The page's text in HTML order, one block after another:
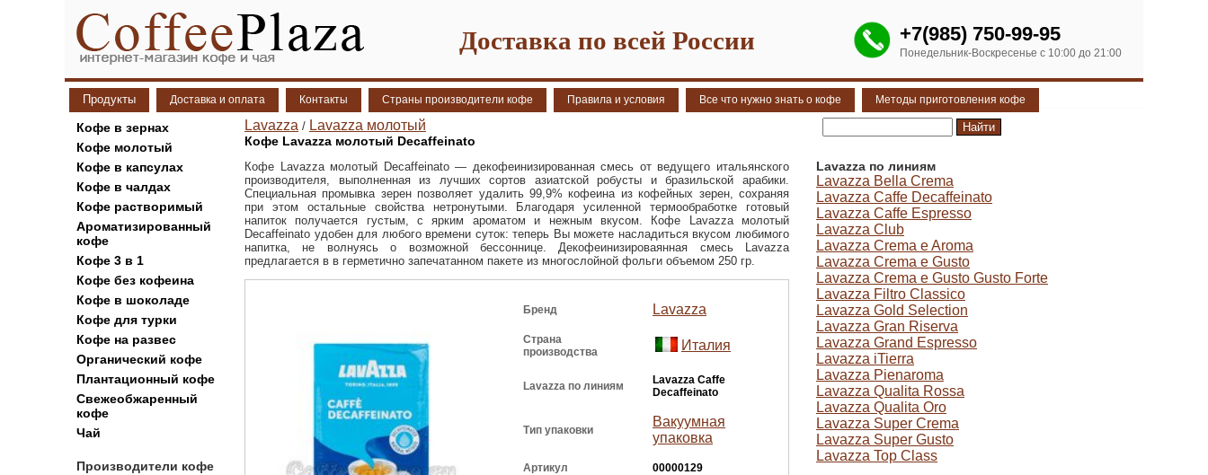
Доставка по всей России +7(985) 750-99-95
Понедельник-Воскресенье с 10:00 до 21:00
Продукты Доставка и оплата Контакты Страны производители кофе Правила и условия Все что нужно знать о кофе Методы приготовления кофе
Кофе в зернах
Кофе молотый
Кофе в капсулах
Кофе в чалдах
Кофе растворимый
Ароматизированный
кофе
Кофе 3 в 1
Кофе без кофеина
Кофе в шоколаде
Кофе для турки
Кофе на развес
Органический кофе
Плантационный кофе
Свежеобжаренный
кофе
Чай
Производители кофе
Lavazza / Lavazza молотый
Кофе Lavazza молотый Decaffeinato
Кофе Lavazza молотый Decaffeinato — декофеинизированная смесь от ведущего итальянского
производителя, выполненная из лучших сортов азиатской робусты и бразильской арабики.
Специальная промывка зерен позволяет удалить 99,9% кофеина из кофейных зерен, сохраняя
при этом остальные свойства нетронутыми. Благодаря усиленной термообработке готовый
напиток получается густым, с ярким ароматом и нежным вкусом. Кофе Lavazza молотый
Decaffeinato удобен для любого времени суток: теперь Вы можете насладиться вкусом любимого
напитка, не волнуясь о возможной бессоннице. Декофеинизироваянная смесь Lavazza
предлагается в в герметично запечатанном пакете из многослойной фольги объемом 250 гр.
Бренд Lavazza
Страна
производства
Италия
Lavazza по линиям
Lavazza Caffe
Decaffeinato
Тип упаковки
Вакуумная
упаковка
Артикул 00000129
Lavazza по линиям
Lavazza Bella Crema
Lavazza Caffe Decaffeinato
Lavazza Caffe Espresso
Lavazza Club
Lavazza Crema e Aroma
Lavazza Crema e Gusto
Lavazza Crema e Gusto Gusto Forte
Lavazza Filtro Classico
Lavazza Gold Selection
Lavazza Gran Riserva
Lavazza Grand Espresso
Lavazza iTierra
Lavazza Pienaroma
Lavazza Qualita Rossa
Lavazza Qualitа Oro
Lavazza Super Crema
Lavazza Super Gusto
Lavazza Top Class